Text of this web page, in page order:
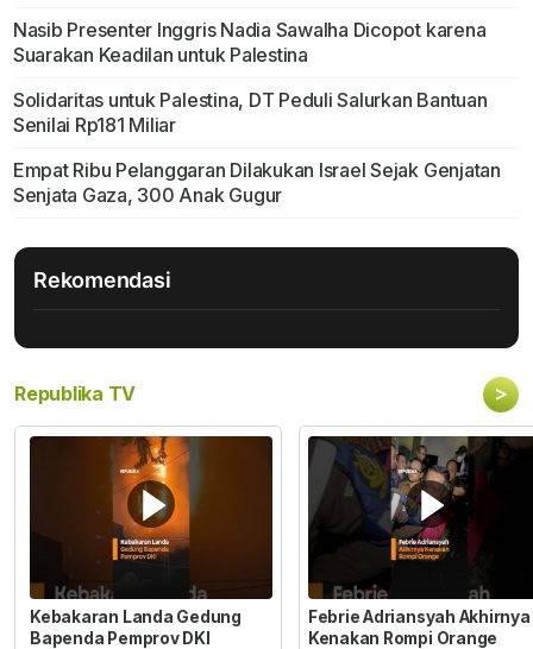
Nasib Presenter Inggris Nadia Sawalha Dicopot karena
Suarakan Keadilan untuk Palestina
Solidaritas untuk Palestina, DT Peduli Salurkan Bantuan
Senilai Rp181 Miliar
Empat Ribu Pelanggaran Dilakukan Israel Sejak Genjatan
Senjata Gaza, 300 Anak Gugur
Rekomendasi
Republika TV >
Kebakaran Landa Gedung
Bapenda Pemprov DKI
Febrie Adriansyah Akhirnya
Kenakan Rompi Orange